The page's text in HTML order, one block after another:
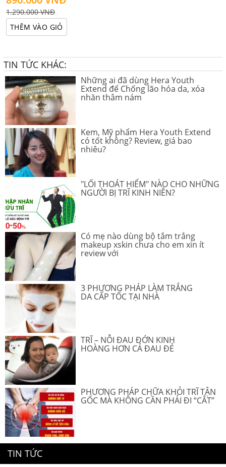
1.290.000 VNĐ
THÊM VÀO GIỎ
TIN TỨC KHÁC:
Những ai đã dùng Hera Youth
Extend để Chống lão hóa da, xóa
nhăn thâm nám
Kem, Mỹ phẩm Hera Youth Extend
có tốt không? Review, giá bao
nhiêu?
"LỐI THOÁT HIỂM" NÀO CHO NHỮNG
NGƯỜI BỊ TRĨ KINH NIÊN?
Có mẹ nào dùng bộ tắm trắng
makeup xskin chưa cho em xin ít
review với
3 PHƯƠNG PHÁP LÀM TRẮNG
DA CẤP TỐC TẠI NHÀ
TRĨ – NỖI ĐAU ĐỚN KINH
HOÀNG HƠN CẢ ĐAU ĐẺ
PHƯƠNG PHÁP CHỮA KHỎI TRĨ TẬN
GỐC MÀ KHÔNG CẦN PHẢI ĐI “CẮT”
TIN TỨC